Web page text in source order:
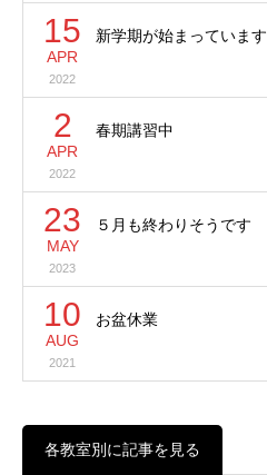
15
APR
2022
新学期が始まっています
2
APR
2022
春期講習中
23
MAY
2023
５月も終わりそうです
10
AUG
2021
お盆休業
各教室別に記事を見る